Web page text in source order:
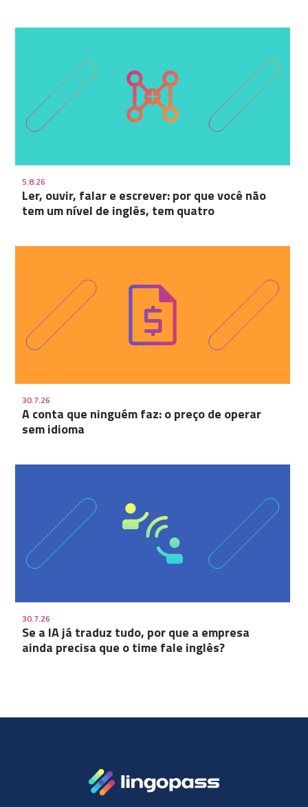
5.8.26
Ler, ouvir, falar e escrever: por que você não
tem um nível de inglês, tem quatro
30.7.26
A conta que ninguém faz: o preço de operar
sem idioma
30.7.26
Se a IA já traduz tudo, por que a empresa
ainda precisa que o time fale inglês?